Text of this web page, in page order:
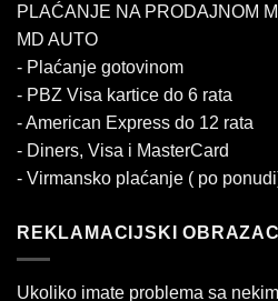
PLAĆANJE NA PRODAJNOM
MD AUTO
- Plaćanje gotovinom
- PBZ Visa kartice do 6 rata
- American Express do 12 rata
- Diners, Visa i MasterCard
- Virmansko plaćanje ( po
REKLAMACIJSKI OBRAZAC
Ukoliko imate problema sa